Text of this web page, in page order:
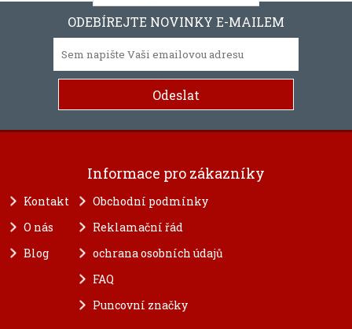
ODEBÍREJTE NOVINKY E-MAILEM
Informace pro zákazníky
Kontakt
O nás
Blog
Obchodní podmínky
Reklamační řád
ochrana osobních údajů
FAQ
Puncovní značky